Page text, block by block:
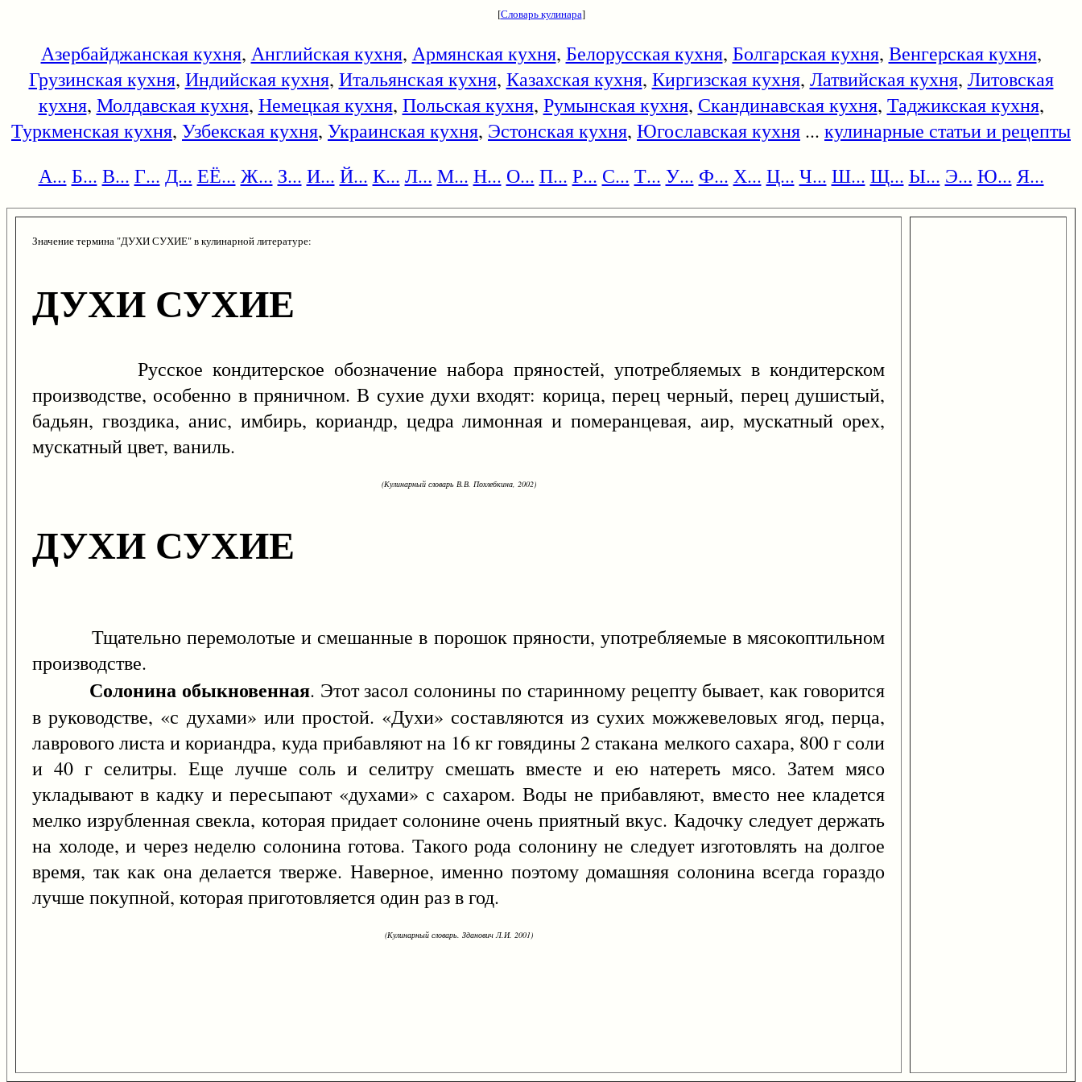
[Словарь кулинара]
Азербайджанская кухня, Английская кухня, Армянская кухня, Белорусская кухня, Болгарская кухня, Венгерская кухня,
Грузинская кухня, Индийская кухня, Итальянская кухня, Казахская кухня, Киргизская кухня, Латвийская кухня, Литовская
кухня, Молдавская кухня, Немецкая кухня, Польская кухня, Румынская кухня, Скандинавская кухня, Таджикская кухня,
Туркменская кухня, Узбекская кухня, Украинская кухня, Эстонская кухня, Югославская кухня ... кулинарные статьи и рецепты
А... Б... В... Г... Д... ЕЁ... Ж... З... И... Й... К... Л... М... Н... О... П... Р... С... Т... У... Ф... Х... Ц... Ч... Ш... Щ... Ы... Э... Ю... Я...
Значение термина "ДУХИ СУХИЕ" в кулинарной литературе:
ДУХИ СУХИЕ
Русское кондитерское обозначение набора пряностей, употребляемых в кондитерском
производстве, особенно в пряничном. В сухие духи входят: корица, перец черный, перец душистый,
бадьян, гвоздика, анис, имбирь, кориандр, цедра лимонная и померанцевая, аир, мускатный орех,
мускатный цвет, ваниль.
(Кулинарный словарь В.В. Похлебкина, 2002)
ДУХИ СУХИЕ
Тщательно перемолотые и смешанные в порошок пряности, употребляемые в мясокоптильном
производстве.
Солонина обыкновенная. Этот засол солонины по старинному рецепту бывает, как говорится
в руководстве, «с духами» или простой. «Духи» составляются из сухих можжевеловых ягод, перца,
лаврового листа и кориандра, куда прибавляют на 16 кг говядины 2 стакана мелкого сахара, 800 г соли
и 40 г селитры. Еще лучше соль и селитру смешать вместе и ею натереть мясо. Затем мясо
укладывают в кадку и пересыпают «духами» с сахаром. Воды не прибавляют, вместо нее кладется
мелко изрубленная свекла, которая придает солонине очень приятный вкус. Кадочку следует держать
на холоде, и через неделю солонина готова. Такого рода солонину не следует изготовлять на долгое
время, так как она делается тверже. Наверное, именно поэтому домашняя солонина всегда гораздо
лучше покупной, которая приготовляется один раз в год.
(Кулинарный словарь. Зданович Л.И. 2001)